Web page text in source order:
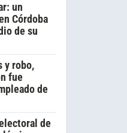
un
Córdoba
de su
y robo,
fue
de
de